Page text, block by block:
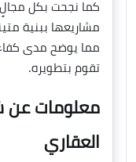
كما نجحت بكل
مشاريعها ببنية
مما يوضح مدى
تقوم بتطويره.
معلومات عن
العقاري